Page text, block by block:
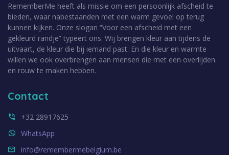
Contact
+32 28917625
WhatsApp
info@remembermebelgium.be
RememberMe heeft als missie om een persoonlijk afscheid te
bieden, waar nabestaanden met een warm gevoel op terug
kunnen kijken. Onze slogan “Voor een afscheid met een
gekleurd randje” typeert ons. Wij brengen kleur aan tijdens de
uitvaart, de kleur die bij iemand past. En die kleur en warmte
willen we ook overbrengen aan mensen die met een overlijden
en rouw te maken hebben.